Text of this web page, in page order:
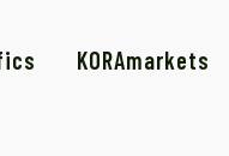
KORAmarkets